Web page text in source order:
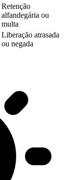
Retenção
alfandegária ou
multa
Liberação atrasada
ou negada